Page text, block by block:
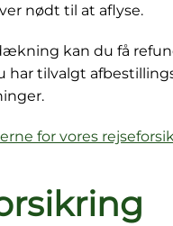
nødt til at aflyse.
kan du få
har tilvalgt
for vores